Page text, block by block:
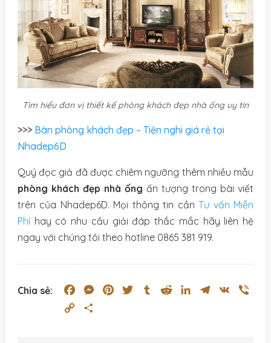
Tìm hiểu đơn vị thiết kế phòng khách đẹp nhà ống uy tín
>>> Bàn phòng khách đẹp – Tiện nghi giá rẻ tại
Nhadep6D
Quý đọc giả đã được chiêm ngưỡng thêm nhiều mẫu
phòng khách đẹp nhà ống ấn tượng trong bài viết
trên của Nhadep6D. Mọi thông tin cầnTư vấn Miễn
Phíhay có nhu cầu giải đáp thắc mắc hãy liên hệ
ngay với chúng tôi theo hotline 0865 381 919.
Chia sẻ: FacebookMessenger
PinterestTwitterTumblrRedditLinkedInTelegram
VK
Copy